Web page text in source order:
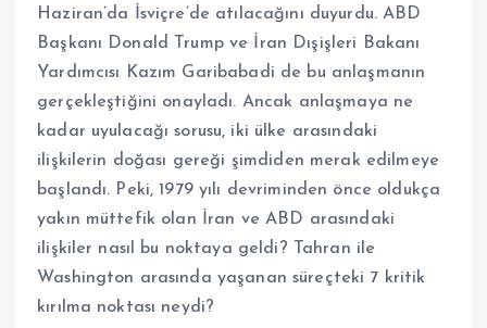
Haziran’da İsviçre’de atılacağını duyurdu. ABD
Başkanı Donald Trump ve İran Dışişleri Bakanı
Yardımcısı Kazım Garibabadi de bu anlaşmanın
gerçekleştiğini onayladı. Ancak anlaşmaya ne
kadar uyulacağı sorusu, iki ülke arasındaki
ilişkilerin doğası gereği şimdiden merak edilmeye
başlandı. Peki, 1979 yılı devriminden önce oldukça
yakın müttefik olan İran ve ABD arasındaki
ilişkiler nasıl bu noktaya geldi? Tahran ile
Washington arasında yaşanan süreçteki 7 kritik
kırılma noktası neydi?